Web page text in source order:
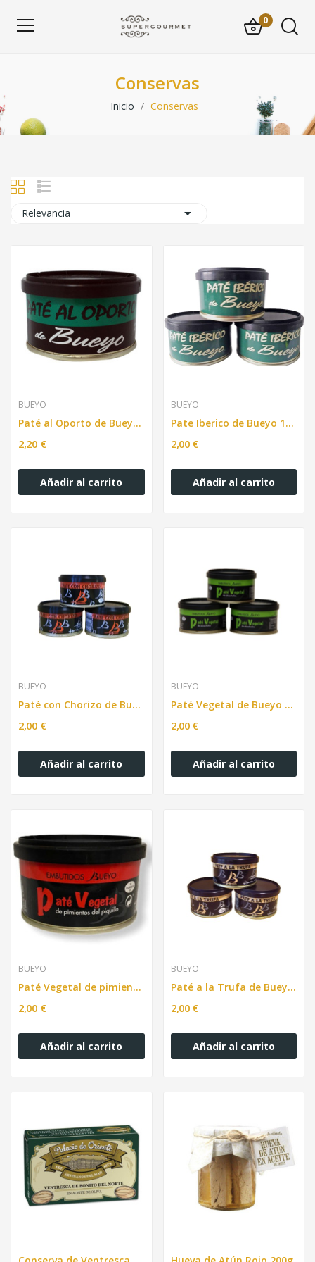
0
Conservas
Inicio Conservas
Relevancia 
BUEYO
Paté al Oporto de Bueyo, lata 100 gr.
2,20 €
Añadir al carrito
BUEYO
Pate Iberico de Bueyo 100g
2,00 €
Añadir al carrito
BUEYO
Paté con Chorizo de Bueyo 100g
2,00 €
Añadir al carrito
BUEYO
Paté Vegetal de Bueyo 100g
2,00 €
Añadir al carrito
BUEYO
Paté Vegetal de pimientos des piquillo de Bueyo...
2,00 €
Añadir al carrito
BUEYO
Paté a la Trufa de Bueyo 100g
2,00 €
Añadir al carrito